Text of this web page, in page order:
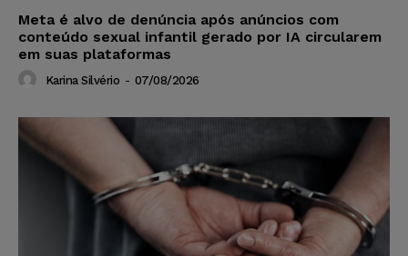
Meta é alvo de denúncia após anúncios com
conteúdo sexual infantil gerado por IA circularem
em suas plataformas
Karina Silvério - 07/08/2026